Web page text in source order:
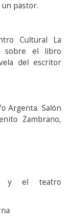
pastor.
Cultural La
sobre el libro
del escritor
Argenta. Salón
Zambrano,
y el teatro